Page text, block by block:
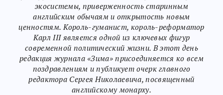
экосистемы, приверженность старинным
английским обычаям и открытость новым
ценностям. Король-гуманист, король-реформатор
Карл III является одной из ключевых фигур
современной политический жизни. В этот день
редакция журнала «Зима» присоединяется ко всем
поздравлениям и публикует очерк главного
редактора Сергея Николаевича, посвященный
английскому монарху.